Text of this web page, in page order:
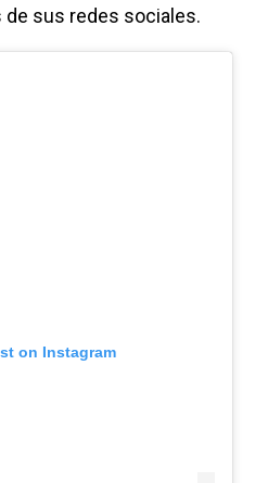
de sus redes sociales.
on Instagram